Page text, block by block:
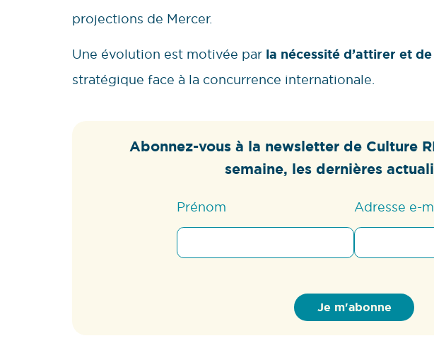
projections de Mercer.
Une évolution est motivée par la nécessité d’attirer et
stratégique face à la concurrence internationale.
Abonnez-vous à la newsletter de Culture
semaine, les dernières
Prénom Adresse e-